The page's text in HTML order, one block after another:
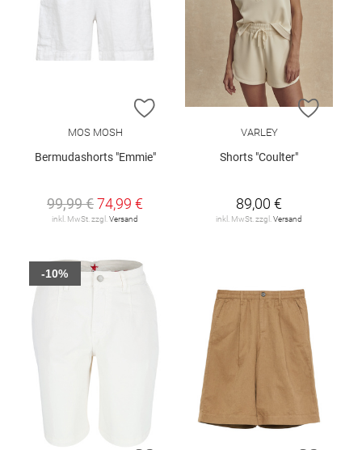
ZUR WUNSCHLISTE HINZUFÜGEN
MOS MOSH
Bermudashorts "Emmie"
99,99 €74,99 €
inkl. MwSt. zzgl. Versand
ZUR
VARLEY
Shorts "Coulter"
89,00 €
inkl. MwSt. zzgl. Versand
-10%